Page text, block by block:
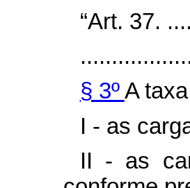
“Art. 37.
§ 3ºA
I - as
II - as